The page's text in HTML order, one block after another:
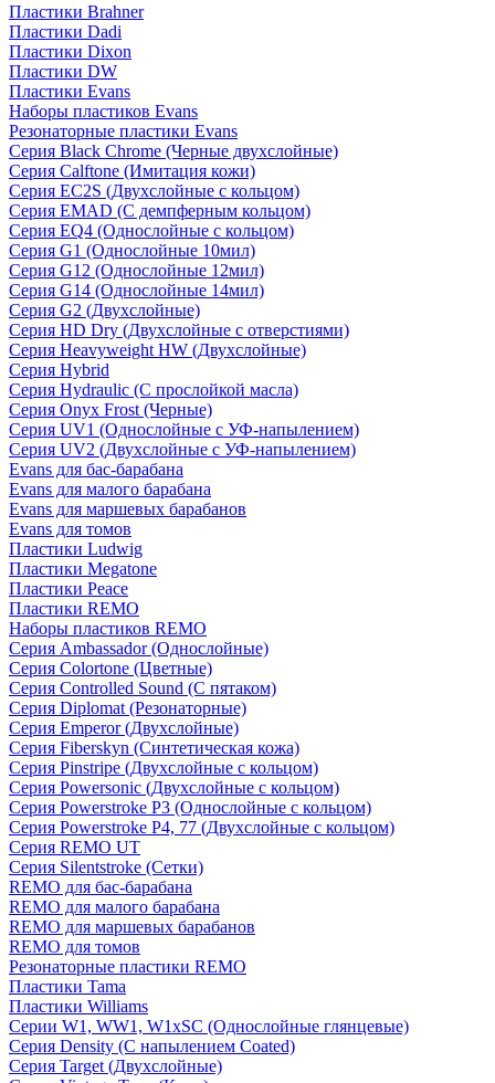
Пластики Brahner
Пластики Dadi
Пластики Dixon
Пластики DW
Пластики Evans
Наборы пластиков Evans
Резонаторные пластики Evans
Серия Black Chrome (Черные двухслойные)
Серия Calftone (Имитация кожи)
Серия EC2S (Двухслойные с кольцом)
Серия EMAD (С демпферным кольцом)
Серия EQ4 (Однослойные с кольцом)
Серия G1 (Однослойные 10мил)
Серия G12 (Однослойные 12мил)
Серия G14 (Однослойные 14мил)
Серия G2 (Двухслойные)
Серия HD Dry (Двухслойные с отверстиями)
Серия Heavyweight HW (Двухслойные)
Серия Hybrid
Серия Hydraulic (С прослойкой масла)
Серия Onyx Frost (Черные)
Серия UV1 (Однослойные с УФ-напылением)
Серия UV2 (Двухслойные с УФ-напылением)
Evans для бас-барабана
Evans для малого барабана
Evans для маршевых барабанов
Evans для томов
Пластики Ludwig
Пластики Megatone
Пластики Peace
Пластики REMO
Наборы пластиков REMO
Серия Ambassador (Однослойные)
Серия Colortone (Цветные)
Серия Controlled Sound (С пятаком)
Серия Diplomat (Резонаторные)
Серия Emperor (Двухслойные)
Серия Fiberskyn (Синтетическая кожа)
Серия Pinstripe (Двухслойные с кольцом)
Серия Powersonic (Двухслойные с кольцом)
Серия Powerstroke P3 (Однослойные с кольцом)
Серия Powerstroke P4, 77 (Двухслойные с кольцом)
Серия REMO UT
Серия Silentstroke (Сетки)
REMO для бас-барабана
REMO для малого барабана
REMO для маршевых барабанов
REMO для томов
Резонаторные пластики REMO
Пластики Tama
Пластики Williams
Серии W1, WW1, W1xSC (Однослойные глянцевые)
Серия Density (C напылением Coated)
Серия Target (Двухслойные)